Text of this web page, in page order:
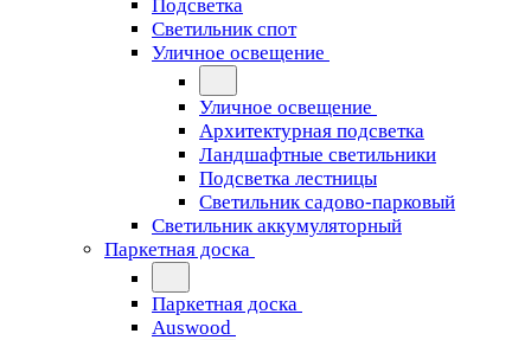
Подсветка
Светильник спот
Уличное освещение
Уличное освещение
Архитектурная подсветка
Ландшафтные светильники
Подсветка лестницы
Светильник садово-парковый
Светильник аккумуляторный
Паркетная доска
Паркетная доска
Auswood